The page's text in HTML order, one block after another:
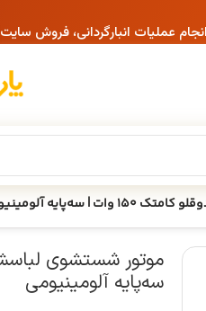
عملیات انبارگردانی، فروش سایت
آلومینیومی
سه‌پایه آلومینیومی